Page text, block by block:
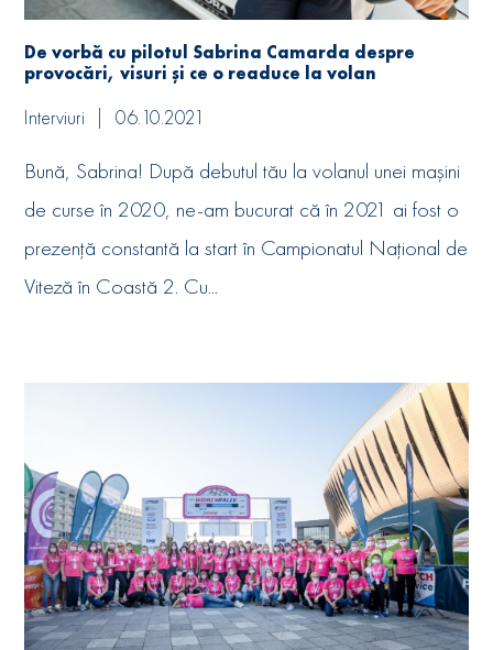
De vorbă cu pilotul Sabrina Camarda despre
provocări, visuri și ce o readuce la volan
Interviuri 06.10.2021
Bună, Sabrina! După debutul tău la volanul unei mașini
de curse în 2020, ne-am bucurat că în 2021 ai fost o
prezență constantă la start în Campionatul Național de
Viteză în Coastă 2. Cu...